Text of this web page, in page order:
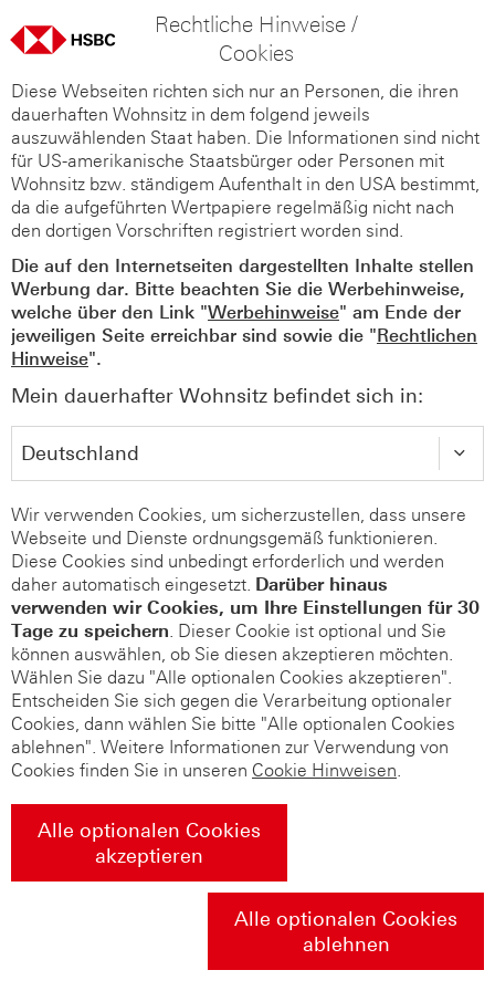
Rechtliche Hinweise /
Cookies
Diese Webseiten richten sich nur an Personen, die ihren
dauerhaften Wohnsitz in dem folgend jeweils
auszuwählenden Staat haben. Die Informationen sind nicht
für US-amerikanische Staatsbürger oder Personen mit
Wohnsitz bzw. ständigem Aufenthalt in den USA bestimmt,
da die aufgeführten Wertpapiere regelmäßig nicht nach
den dortigen Vorschriften registriert worden sind.
Die auf den Internetseiten dargestellten Inhalte stellen
Werbung dar. Bitte beachten Sie die Werbehinweise,
welche über den Link "Werbehinweise" am Ende der
jeweiligen Seite erreichbar sind sowie die "Rechtlichen
Hinweise".
Mein dauerhafter Wohnsitz befindet sich in:
Wir verwenden Cookies, um sicherzustellen, dass unsere
Webseite und Dienste ordnungsgemäß funktionieren.
Diese Cookies sind unbedingt erforderlich und werden
daher automatisch eingesetzt. Darüber hinaus
verwenden wir Cookies, um Ihre Einstellungen für 30
Tage zu speichern. Dieser Cookie ist optional und Sie
können auswählen, ob Sie diesen akzeptieren möchten.
Wählen Sie dazu "Alle optionalen Cookies akzeptieren".
Entscheiden Sie sich gegen die Verarbeitung optionaler
Cookies, dann wählen Sie bitte "Alle optionalen Cookies
ablehnen". Weitere Informationen zur Verwendung von
Cookies finden Sie in unseren Cookie Hinweisen.
Alle optionalen Cookies
akzeptieren
Alle optionalen Cookies
ablehnen